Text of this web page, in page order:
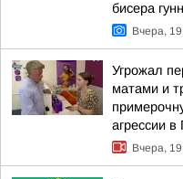
бисера
Вчера,
Угрожал
матами и
агрессии
Вчера,